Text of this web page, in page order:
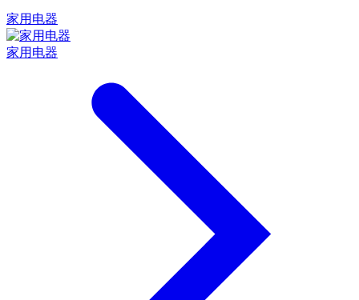
家用电器
家用电器